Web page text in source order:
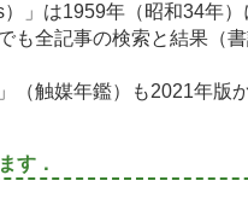
）」は1959年（昭和34年
も全記事の検索と結果（
（触媒年鑑）も2021年
す．